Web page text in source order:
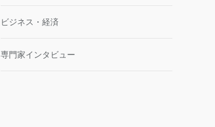
ビジネス・経済
専門家インタビュー